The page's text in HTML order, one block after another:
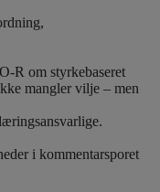
R om styrkebaseret
mangler vilje – men
i kommentarsporet